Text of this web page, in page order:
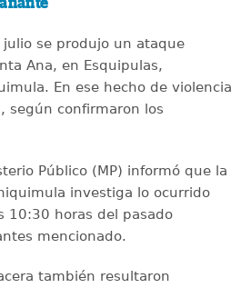
se produjo un ataque
Ana, en Esquipulas,
En ese hecho de violencia
según confirmaron los
Público (MP) informó que la
investiga lo ocurrido
10:30 horas del pasado
mencionado.
también resultaron